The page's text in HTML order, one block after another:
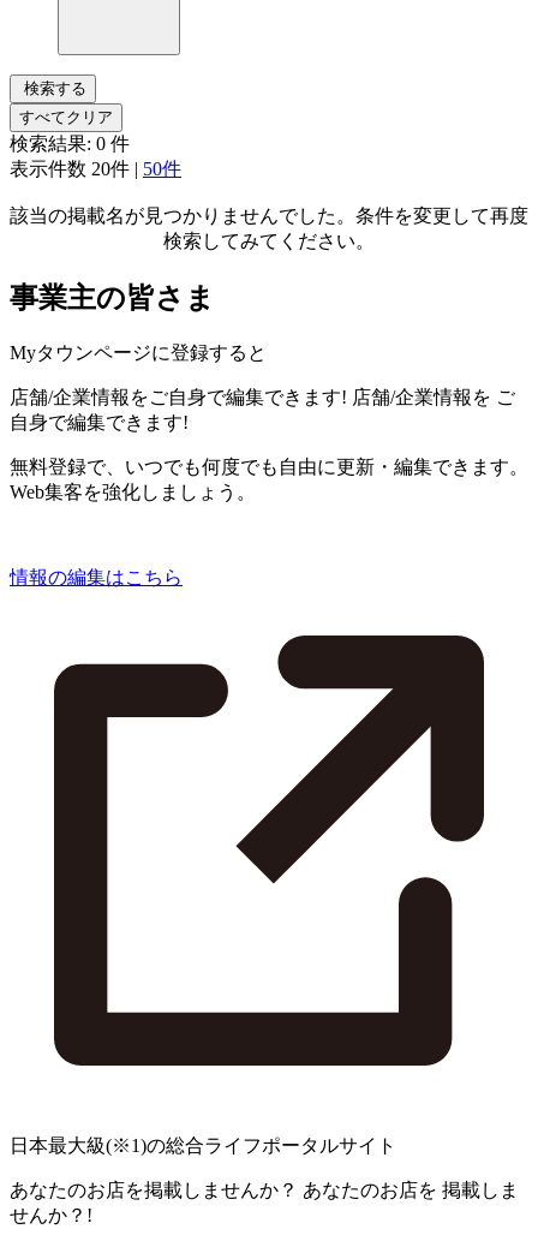
検索する
すべてクリア
検索結果: 0 件
表示件数 20件 | 50件
該当の掲載名が見つかりませんでした。条件を変更して再度
検索してみてください。
事業主の皆さま
Myタウンページに登録すると
店舗/企業情報をご自身で編集できます! 店舗/企業情報を ご
自身で編集できます!
無料登録で、いつでも何度でも自由に更新・編集できます。
Web集客を強化しましょう。
情報の編集はこちら
日本最大級(※1)の総合ライフポータルサイト
あなたのお店を掲載しませんか？ あなたのお店を 掲載しま
せんか？!